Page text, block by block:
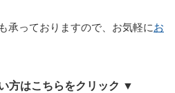
も承っておりますので、お気軽にお
方はこちらをクリック ▼